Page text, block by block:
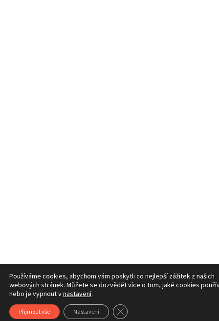
Používáme cookies, abychom vám poskytli co nejlepší zážitek z našich
webových stránek. Můžete se dozvědět více o tom, jaké cookies
nebo je vypnout vnastavení.
Přijmout vše Nastavení Zavřít cookie lištu GDPR